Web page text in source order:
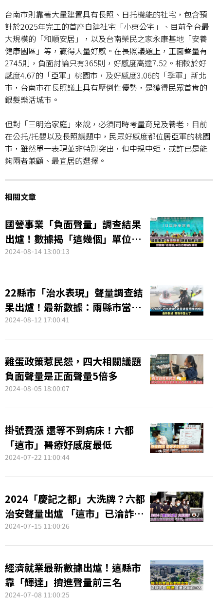
台南市則靠著大量建置具有長照、日托機能的社宅，包含預
計於2025年完工的首座自建社宅­「小東公宅」、目前全台最
大規模的「和順安居」，以及台南榮民之家永康基地「安養
健康園區」等，贏得大量好感。在長照議題上，正面聲量有
2745則，負面討論只有365則，好感度高達7.52。相較於好
感度4.67的「亞軍」桃園市，及好感度3.06的「季軍」新北
市，台南市在長照議上具有壓倒性優勢，是獲得民眾首肯的
銀髮樂活城市。
但對「三明治家庭」來說，必須同時考量育兒及養老，目前
在公托/托嬰以及長照議題中，民眾好感度都位居亞軍的桃園
市，雖然單一表現並非特別突出，但中規中矩，或許已是能
夠兩者兼顧、最宜居的選擇。
相關文章
國營事業「負面聲量」調查結果
出爐！數據揭「這幾個」單位恐
需繃緊神經
2024-08-14 13:00:13
22縣市「治水表現」聲量調查結
果出爐！最新數據：兩縣市當心
了
2024-08-12 17:00:41
雞蛋政策惹民怨，四大相關議題
負面聲量是正面聲量5倍多
2024-08-05 18:00:07
掛號費漲 還等不到病床！六都
「這市」醫療好感度最低
2024-07-22 11:00:44
2024「慶記之都」大洗牌？六都
治安聲量出爐 「這市」已淪詐騙
溫床
2024-07-15 11:00:26
經濟就業最新數據出爐！這縣市
靠「輝達」擠進聲量前三名
2024-07-08 11:00:25